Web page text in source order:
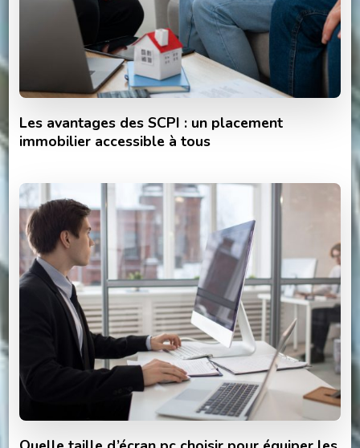
Les avantages des SCPI : un placement
immobilier accessible à tous